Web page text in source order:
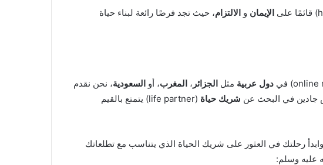
الإيمان و الالتزام، حيث تجد فرصًا رائعة لبناء حياة
دول عربية مثل الجزائر ، المغرب، أو السعودية، نحن نقدم
جادين في البحث عن شريك حياة
(life partner) يتمتع بالقيم
وابدأ رحلتك في العثور على شريك الحياة الذي يتناسب مع تطلعاتك
عليه وسلم: